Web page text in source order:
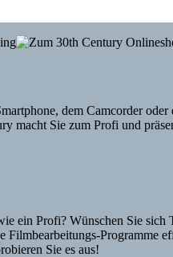
dem Camcorder
macht Sie zum Profi und
ein Profi? Wünschen Sie
Filmbearbeitungs-
Sie es aus!